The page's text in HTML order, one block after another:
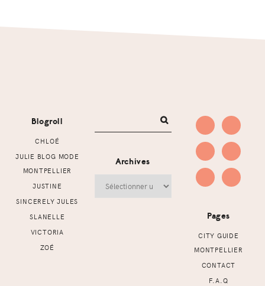
Blogroll
CHLOÉ
JULIE BLOG MODE
MONTPELLIER
JUSTINE
SINCERELY JULES
SLANELLE
VICTORIA
ZOÉ
Archives
Pages
CITY GUIDE
MONTPELLIER
CONTACT
F.A.Q